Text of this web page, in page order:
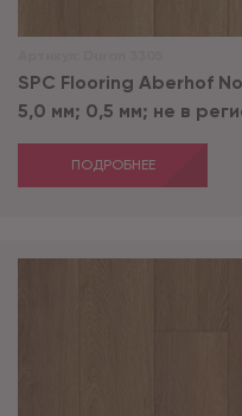
SPC Flooring Aberhof
5,0 мм; 0,5 мм; не в
ПОДРОБНЕЕ